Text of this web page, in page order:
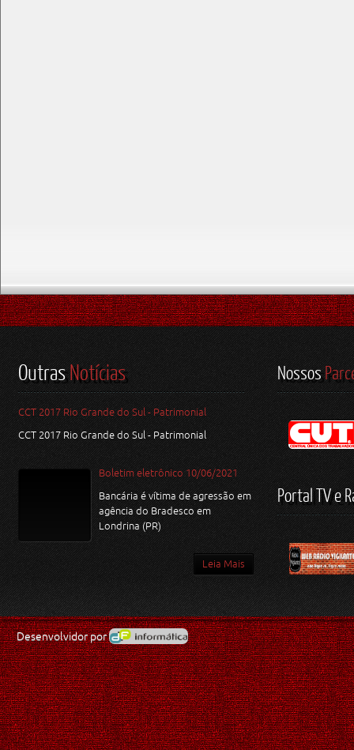
OutrasNotícias
CCT 2017 Rio Grande do Sul - Patrimonial
CCT 2017 Rio Grande do Sul - Patrimonial
Boletim eletrônico 10/06/2021
Bancária é vítima de agressão em
agência do Bradesco em
Londrina (PR)
Leia Mais
Nossos
Portal TV e
Desenvolvidor por